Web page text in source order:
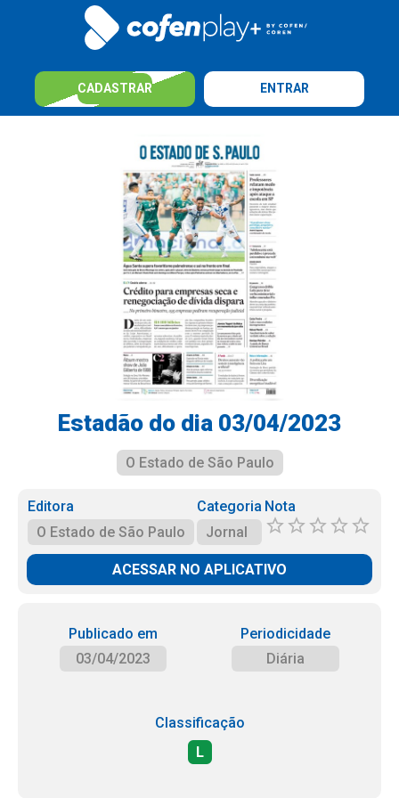
CADASTRAR ENTRAR
Estadão do dia 03/04/2023
O Estado de São Paulo
Editora
O Estado de São Paulo
Categoria
Jornal
Nota
ACESSAR NO APLICATIVO
Publicado em
03/04/2023
Periodicidade
Diária
Classificação
L